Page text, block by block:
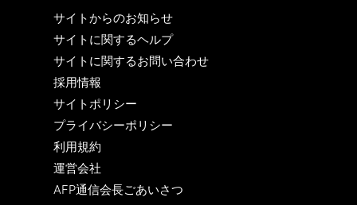
サイトからのお知らせ
サイトに関するヘルプ
サイトに関するお問い合わせ
採用情報
サイトポリシー
プライバシーポリシー
利用規約
運営会社
AFP通信会長ごあいさつ